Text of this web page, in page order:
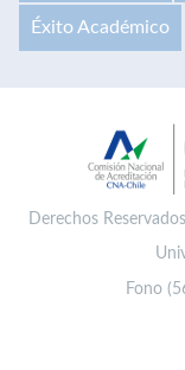
Éxito Académico
Derechos
Fono